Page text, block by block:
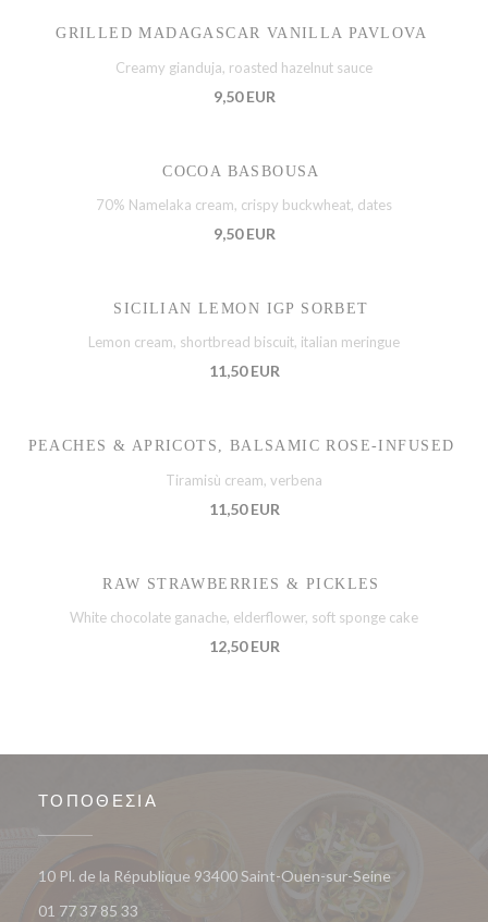
GRILLED MADAGASCAR VANILLA PAVLOVA
Creamy gianduja, roasted hazelnut sauce
9,50 EUR
COCOA BASBOUSA
70% Namelaka cream, crispy buckwheat, dates
9,50 EUR
SICILIAN LEMON IGP SORBET
Lemon cream, shortbread biscuit, italian meringue
11,50 EUR
PEACHES & APRICOTS, BALSAMIC ROSE-INFUSED
Tiramisù cream, verbena
11,50 EUR
RAW STRAWBERRIES & PICKLES
White chocolate ganache, elderflower, soft sponge cake
12,50 EUR
ΤΟΠΟΘΕΣΊΑ
10 Pl. de la République 93400 Saint-Ouen-sur-Seine
01 77 37 85 33